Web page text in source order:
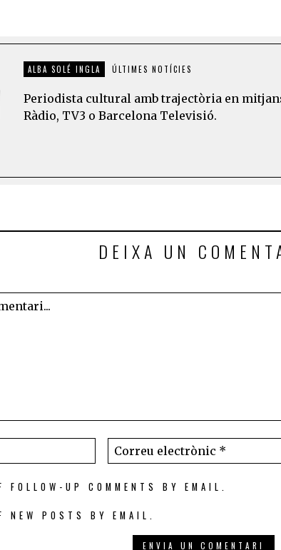
ALBA SOLÉ INGLA ÚLTIMES NOTÍCIES
Periodista cultural amb trajectòria en
Ràdio, TV3 o Barcelona Televisió.
DEIXA UN
FOLLOW-UP COMMENTS BY EMAIL.
NEW POSTS BY EMAIL.